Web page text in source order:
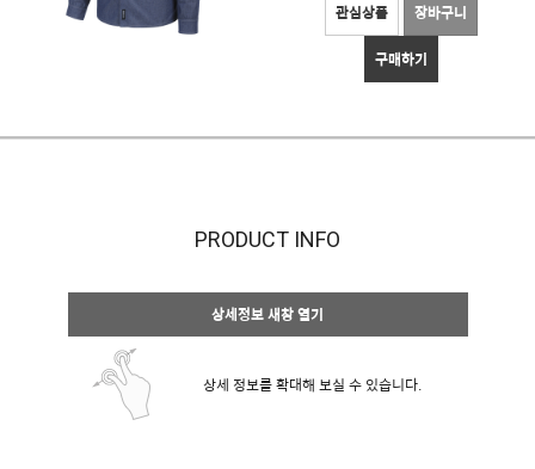
관심상품 장바구니
구매하기
PRODUCT INFO
상세정보 새창 열기
상세 정보를 확대해 보실 수 있습니다.